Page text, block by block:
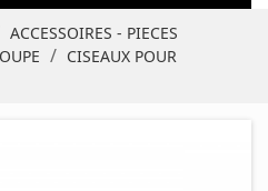
ACCESSOIRES - PIECES
CISEAUX POUR